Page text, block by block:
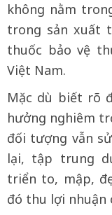
không nằm
trong sản xuất
thuốc bảo vệ
Việt Nam.
Mặc dù biết rõ
hưởng nghiêm
đối tượng vẫn
lại, tập trung
triển to, mập,
đó thu lợi nhuận